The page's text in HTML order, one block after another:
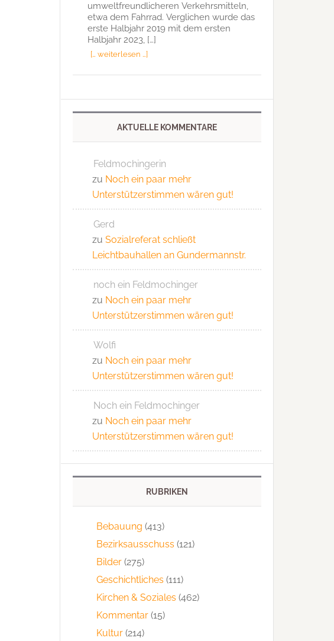
umweltfreundlicheren Verkehrsmitteln,
etwa dem Fahrrad. Verglichen wurde das
erste Halbjahr 2019 mit dem ersten
Halbjahr 2023, […]
[… weiterlesen …]
AKTUELLE KOMMENTARE
Feldmochingerin
zu Noch ein paar mehr
Unterstützerstimmen wären gut!
Gerd
zu Sozialreferat schließt
Leichtbauhallen an Gundermannstr.
noch ein Feldmochinger
zu Noch ein paar mehr
Unterstützerstimmen wären gut!
Wolfi
zu Noch ein paar mehr
Unterstützerstimmen wären gut!
Noch ein Feldmochinger
zu Noch ein paar mehr
Unterstützerstimmen wären gut!
RUBRIKEN
Bebauung (413)
Bezirksausschuss (121)
Bilder (275)
Geschichtliches (111)
Kirchen & Soziales (462)
Kommentar (15)
Kultur (214)